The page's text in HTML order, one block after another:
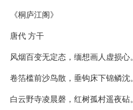
《桐庐江阁》
唐代 方干
风烟百变无定态，缅想画人虚损心。
卷箔槛前沙鸟散，垂钩床下锦鳞沈。
白云野寺凌晨磬，红树孤村遥夜砧。